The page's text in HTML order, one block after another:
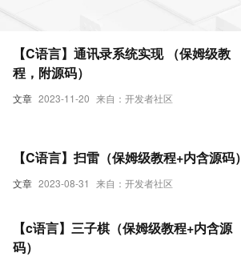
文章 2023-11-20 来自：开发者社区
【C语言】通讯录系统实现 （保姆级教
程，附源码）
文章 2023-08-31 来自：开发者社区
【C语言】扫雷（保姆级教程+内含源码）
【c语言】三子棋（保姆级教程+内含源
码）